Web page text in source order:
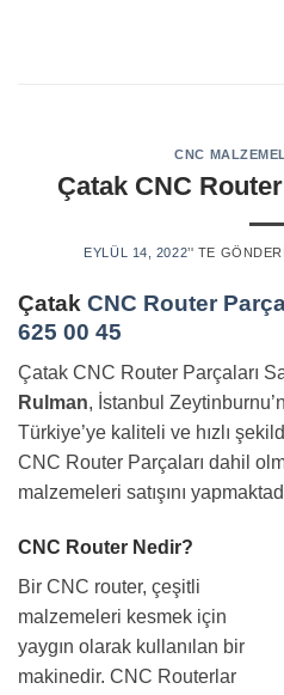
CNC
Çatak CNC
Satışı
Çatak CNC Router
625 00 45
Çatak CNC Router Parçaları
Rulman, İstanbul
Türkiye’ye kaliteli ve hızlı
CNC Router Parçaları dahil
CNC Router Nedir?
Bir CNC router, çeşitli
malzemeleri kesmek için
yaygın olarak kullanılan